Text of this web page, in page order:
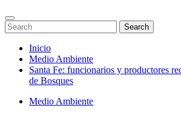
Enter
Keyword
Search
for:
Search
Search
Saltar
contenido
Inicio
Medio Ambiente
Santa Fe: funcionarios y productores
de Bosques
Medio Ambiente